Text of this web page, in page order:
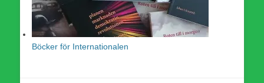
Böcker för Internationalen